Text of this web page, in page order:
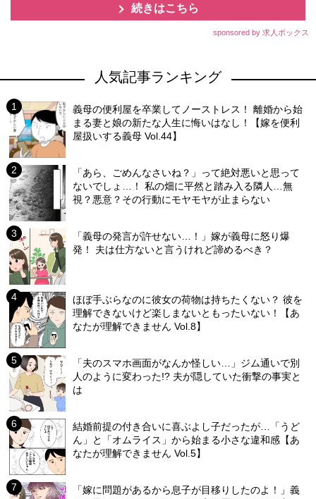
続きはこちら
sponsored by 求人ボックス
人気記事ランキング
義母の便利屋を卒業してノーストレス！ 離婚から始
まる妻と娘の新たな人生に悔いはなし！【嫁を便利
屋扱いする義母 Vol.44】
「あら、ごめんなさいね？」って絶対悪いと思って
ないでしょ…！ 私の畑に平然と踏み入る隣人…無
視？悪意？その行動にモヤモヤが止まらない
「義母の発言が許せない…！」嫁が義母に怒り爆
発！ 夫は仕方ないと言うけれど諦めるべき？
ほぼ手ぶらなのに彼女の荷物は持ちたくない？ 彼を
理解できないけど楽しまないともったいない！【あ
なたが理解できません Vol.8】
「夫のスマホ画面がなんか怪しい…」ジム通いで別
人のように変わった!? 夫が隠していた衝撃の事実と
は
結婚前提の付き合いに喜ぶよし子だったが…「うど
ん」と「オムライス」から始まる小さな違和感【あ
なたが理解できません Vol.5】
「嫁に問題があるから息子が目移りしたのよ！」義